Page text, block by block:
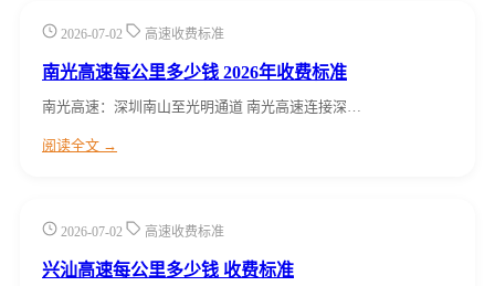
2026-07-02 高速收费标准
南光高速每公里多少钱 2026年收费标准
南光高速：深圳南山至光明通道 南光高速连接深…
阅读全文 →
2026-07-02 高速收费标准
兴汕高速每公里多少钱 收费标准